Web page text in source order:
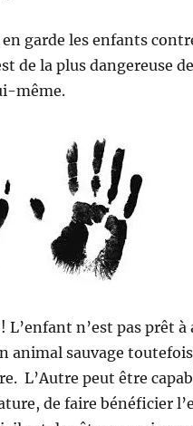
garde les enfants
de la plus dangereuse
même.
n’est pas prêt à
animal sauvage
L’Autre peut être
de faire bénéficier